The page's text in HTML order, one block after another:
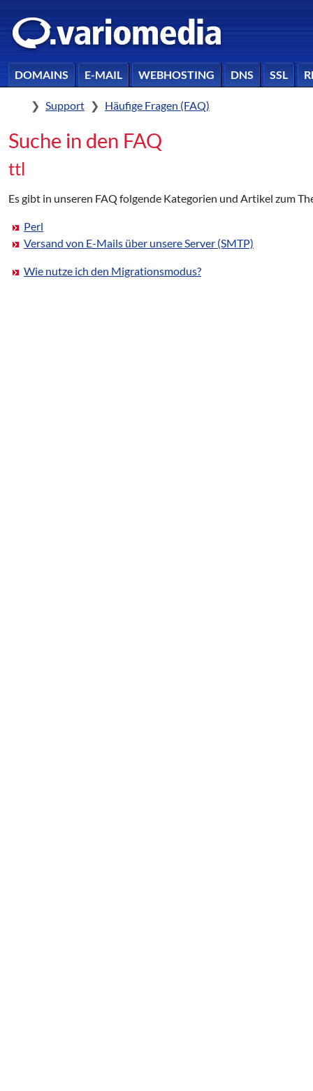
DOMAINS E-MAIL WEBHOSTING DNS SSL
HomeSupport Häufige Fragen (FAQ)
Suche in den FAQ
ttl
Es gibt in unseren FAQ folgende Kategorien und Artikel zum
Perl
Versand von E-Mails über unsere Server (SMTP)
Wie nutze ich den Migrationsmodus?